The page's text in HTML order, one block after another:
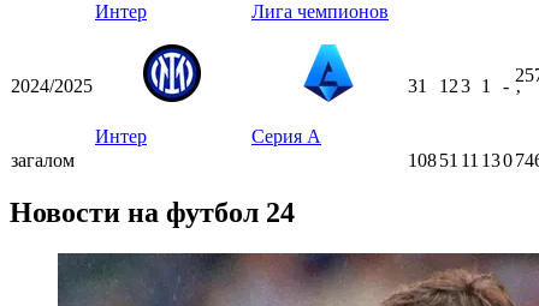
Интер Лига чемпионов
2024/2025
Интер Серия А
31 123 1 -
ʼ
загалом 10851 11 130
Новости на футбол 24